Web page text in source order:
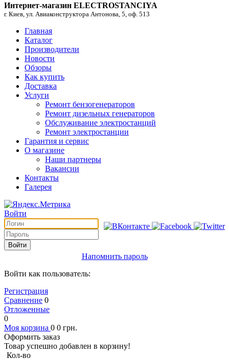
Интернет-магазин ELECTROSTANCIYA
г. Киев, ул. Авиаконструктора Антонова, 5, оф. 513
Главная
Каталог
Производители
Новости
Обзоры
Как купить
Доставка
Услуги
Ремонт бензогенераторов
Ремонт дизельных генераторов
Обслуживание электростанций
Ремонт электростанции
Гарантия и сервис
О магазине
Наши партнеры
Вакансии
Контакты
Галерея
Войти
Войти
Напомнить пароль
Войти как пользователь:
Регистрация
Сравнение 0
Отложенные
0
Моя корзина 0 0 грн.
Оформить заказ
Товар успешно добавлен в корзину!
Кол-во